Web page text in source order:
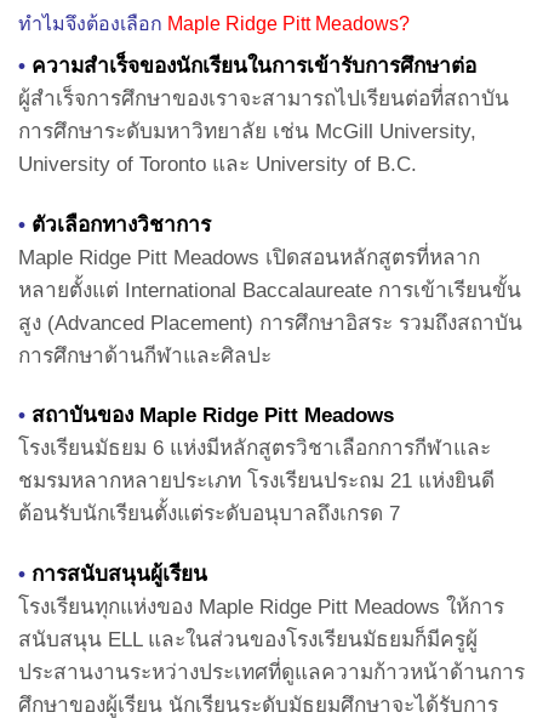
ทำไมจึงต้องเลือก Maple Ridge Pitt Meadows?
• ความสำเร็จของนักเรียนในการเข้ารับการศึกษาต่อ
ผู้สำเร็จการศึกษาของเราจะสามารถไปเรียนต่อที่สถาบัน
การศึกษาระดับมหาวิทยาลัย เช่น McGill University,
University of Toronto และ University of B.C.
• ตัวเลือกทางวิชาการ
Maple Ridge Pitt Meadows เปิดสอนหลักสูตรที่หลาก
หลายตั้งแต่ International Baccalaureate การเข้าเรียนขั้น
สูง (Advanced Placement) การศึกษาอิสระ รวมถึงสถาบัน
การศึกษาด้านกีฬาและศิลปะ
• สถาบันของ Maple Ridge Pitt Meadows
โรงเรียนมัธยม 6 แห่งมีหลักสูตรวิชาเลือกการกีฬาและ
ชมรมหลากหลายประเภท โรงเรียนประถม 21 แห่งยินดี
ต้อนรับนักเรียนตั้งแต่ระดับอนุบาลถึงเกรด 7
• การสนับสนุนผู้เรียน
โรงเรียนทุกแห่งของ Maple Ridge Pitt Meadows ให้การ
สนับสนุน ELL และในส่วนของโรงเรียนมัธยมก็มีครูผู้
ประสานงานระหว่างประเทศที่ดูแลความก้าวหน้าด้านการ
ศึกษาของผู้เรียน นักเรียนระดับมัธยมศึกษาจะได้รับการ